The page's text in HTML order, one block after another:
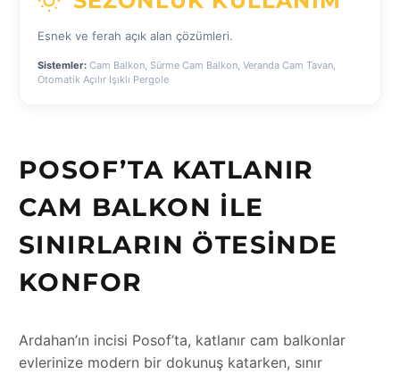
Esnek ve ferah açık alan çözümleri.
Sistemler: Cam Balkon, Sürme Cam Balkon, Veranda Cam Tavan,
Otomatik Açılır Işıklı Pergole
POSOF’TA KATLANIR
CAM BALKON ILE
SINIRLARIN ÖTESINDE
KONFOR
Ardahan’ın incisi Posof’ta, katlanır cam balkonlar
evlerinize modern bir dokunuş katarken, sınır